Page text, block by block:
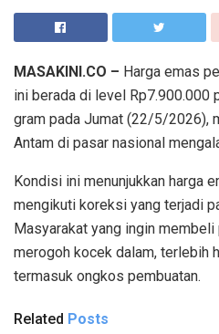
MASAKINI.CO – Harga emas
ini berada di level Rp7.900.000
gram pada Jumat (22/5/2026),
Antam di pasar nasional
Kondisi ini menunjukkan harga
mengikuti koreksi yang terjadi
Masyarakat yang ingin
merogoh kocek dalam, terlebih
termasuk ongkos pembuatan.
Related Posts